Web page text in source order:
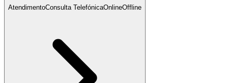
AtendimentoConsulta TelefónicaOnlineOffline